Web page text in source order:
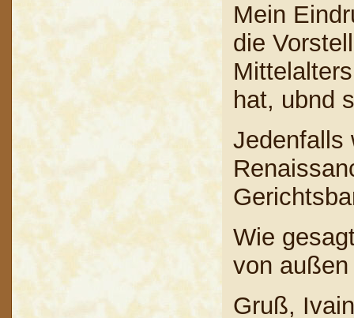
Mein
die
hat, ubnd
Jedenfalls
Wie
von
Gruß, Ivain